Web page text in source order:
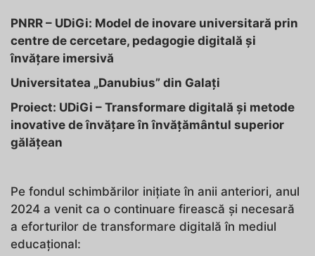
PNRR – UDiGi: Model de inovare universitară prin
centre de cercetare, pedagogie digitală și
învățare imersivă
Universitatea „Danubius” din Galați
Proiect: UDiGi – Transformare digitală și metode
inovative de învățare în învățământul superior
gălățean
Pe fondul schimbărilor inițiate în anii anteriori, anul
2024 a venit ca o continuare firească și necesară
a eforturilor de transformare digitală în mediul
educațional: